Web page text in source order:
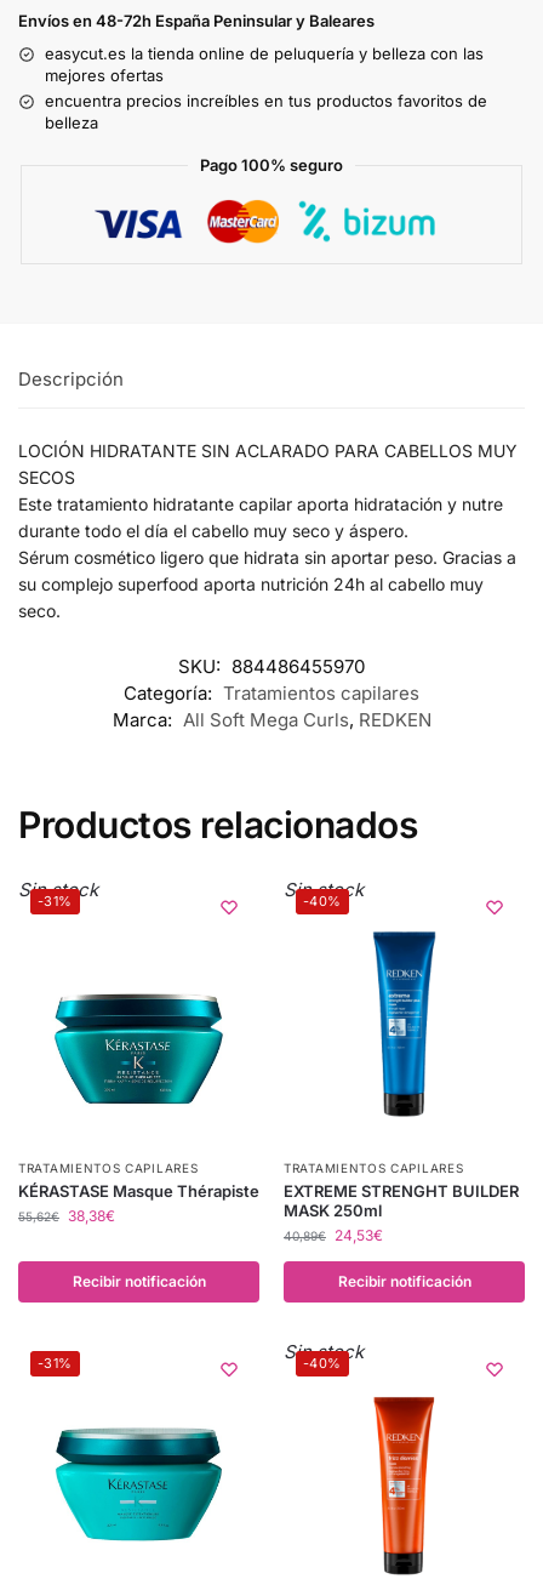
Envíos en 48-72h España Peninsular y Baleares
easycut.es la tienda online de peluquería y belleza con las
mejores ofertas
encuentra precios increíbles en tus productos favoritos de
belleza
Pago 100% seguro
Descripción
LOCIÓN HIDRATANTE SIN ACLARADO PARA CABELLOS MUY
SECOS
Este tratamiento hidratante capilar aporta hidratación y nutre
durante todo el día el cabello muy seco y áspero.
Sérum cosmético ligero que hidrata sin aportar peso. Gracias a
su complejo superfood aporta nutrición 24h al cabello muy
seco.
SKU: 884486455970
Categoría: Tratamientos capilares
Marca: All Soft Mega Curls, REDKEN
Productos relacionados
-31%
Sin stock
TRATAMIENTOS CAPILARES
KÉRASTASE Masque Thérapiste
55,62€ 38,38€
Recibir notificación
-40%
Sin stock
TRATAMIENTOS CAPILARES
EXTREME STRENGHT BUILDER
MASK 250ml
40,89€ 24,53€
Recibir notificación
-31% -40%
Sin stock